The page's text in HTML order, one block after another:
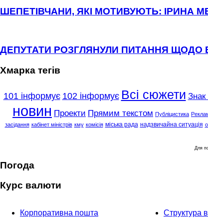
ШЕПЕТІВЧАНИ, ЯКІ МОТИВУЮТЬ: ІРИНА
ДЕПУТАТИ РОЗГЛЯНУЛИ ПИТАННЯ
Хмарка тегів
101 інформує 102 інформує Всі сюжети Знак
новин Проекти Прямим текстом Публіцистика
засідання кабінет міністрів кму комісія міська рада надзвичайна ситуація
Для
Погода
Курс валюти
Корпоративна пошта Структура